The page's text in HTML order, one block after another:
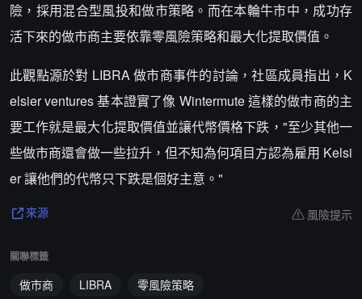
險，採用混合型風投和做市策略。而在本輪牛市中，成功存
活下來的做市商主要依靠零風險策略和最大化提取價值。
此觀點源於對 LIBRA 做市商事件的討論，社區成員指出，K
elsier ventures 基本證實了像 Wintermute 這樣的做市商的主
要工作就是最大化提取價值並讓代幣價格下跌，"至少其他一
些做市商還會做一些拉升，但不知為何項目方認為雇用 Kelsi
er 讓他們的代幣只下跌是個好主意。"
來源 風險提示
關聯標籤
做市商 LIBRA 零風險策略